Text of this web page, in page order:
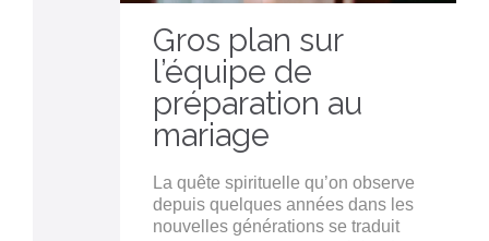
Gros plan sur
l’équipe de
préparation au
mariage
La quête spirituelle qu’on observe
depuis quelques années dans les
nouvelles générations se traduit